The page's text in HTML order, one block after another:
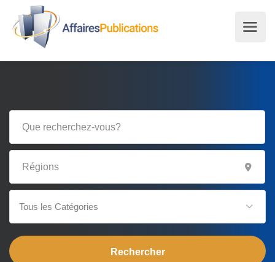
Tous les Catégories